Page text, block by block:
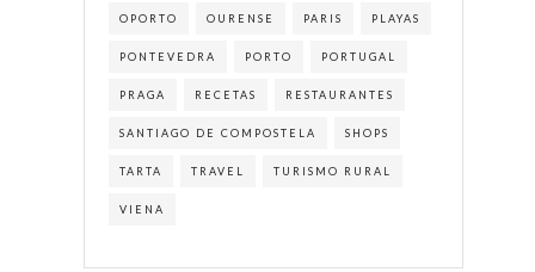
OPORTO OURENSE PARIS PLAYAS
PONTEVEDRA PORTO PORTUGAL
PRAGA RECETAS RESTAURANTES
SANTIAGO DE COMPOSTELA SHOPS
TARTA TRAVEL TURISMO RURAL
VIENA